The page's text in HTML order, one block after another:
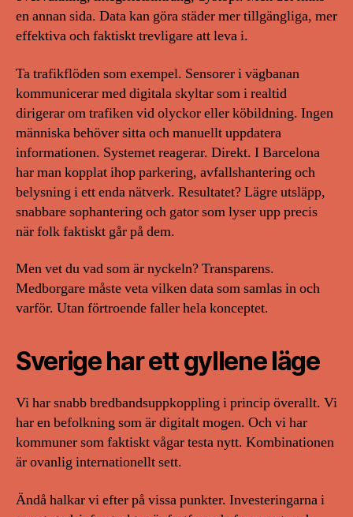
en annan sida. Data kan göra städer mer tillgängliga, mer
effektiva och faktiskt trevligare att leva i.
Ta trafikflöden som exempel. Sensorer i vägbanan
kommunicerar med digitala skyltar som i realtid
dirigerar om trafiken vid olyckor eller köbildning. Ingen
människa behöver sitta och manuellt uppdatera
informationen. Systemet reagerar. Direkt. I Barcelona
har man kopplat ihop parkering, avfallshantering och
belysning i ett enda nätverk. Resultatet? Lägre utsläpp,
snabbare sophantering och gator som lyser upp precis
när folk faktiskt går på dem.
Men vet du vad som är nyckeln? Transparens.
Medborgare måste veta vilken data som samlas in och
varför. Utan förtroende faller hela konceptet.
Sverige har ett gyllene läge
Vi har snabb bredbandsuppkoppling i princip överallt. Vi
har en befolkning som är digitalt mogen. Och vi har
kommuner som faktiskt vågar testa nytt. Kombinationen
är ovanlig internationellt sett.
Ändå halkar vi efter på vissa punkter. Investeringarna i